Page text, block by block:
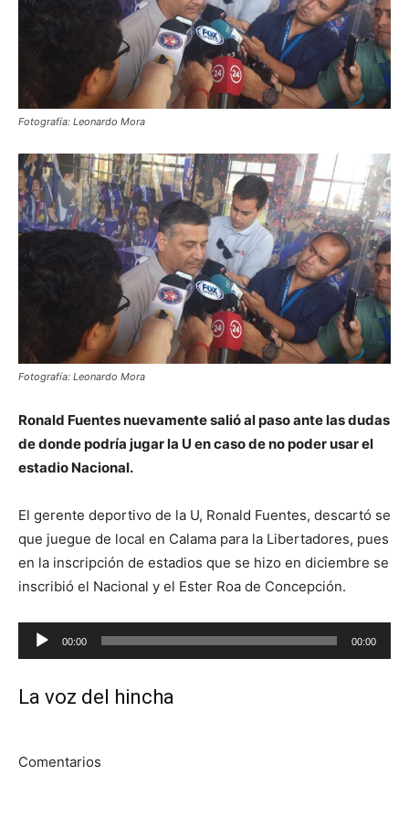
Fotografía: Leonardo Mora
Fotografía: Leonardo Mora
Ronald Fuentes nuevamente salió al paso ante las dudas
de donde podría jugar la U en caso de no poder usar el
estadio Nacional.
El gerente deportivo de la U, Ronald Fuentes, descartó se
que juegue de local en Calama para la Libertadores, pues
en la inscripción de estadios que se hizo en diciembre se
inscribió el Nacional y el Ester Roa de Concepción.
Reproductor
de
00:00 00:00
La voz del hincha
Comentarios